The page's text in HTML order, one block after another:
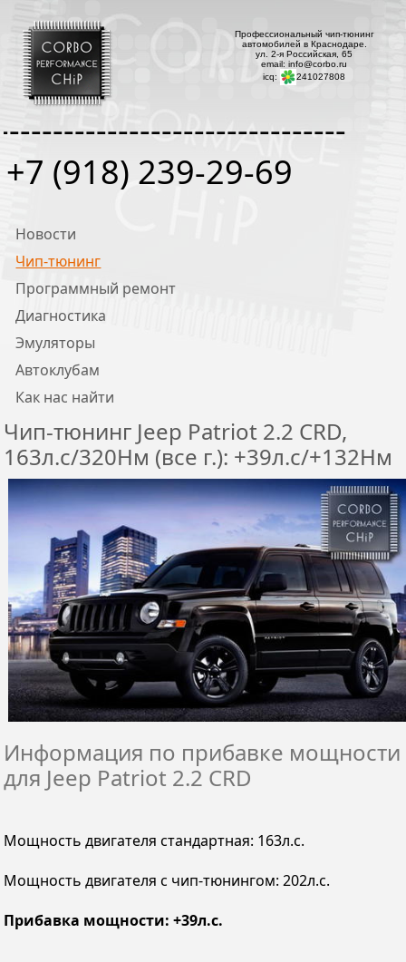
+7 (918) 239-29-69
Профессиональный чип-тюнинг
автомобилей в Краснодаре.
ул. 2-я Российская, 65
email: info@corbo.ru
icq:
241027808
Новости
Чип-тюнинг
Программный ремонт
Диагностика
Эмуляторы
Автоклубам
Как нас найти
Чип-тюнинг Jeep Patriot 2.2 CRD,
163л.с/320Нм (все г.): +39л.с/+132Нм
Информация по прибавке мощности
для Jeep Patriot 2.2 CRD
Мощность двигателя стандартная: 163л.с.
Мощность двигателя с чип-тюнингом: 202л.с.
Прибавка мощности: +39л.с.